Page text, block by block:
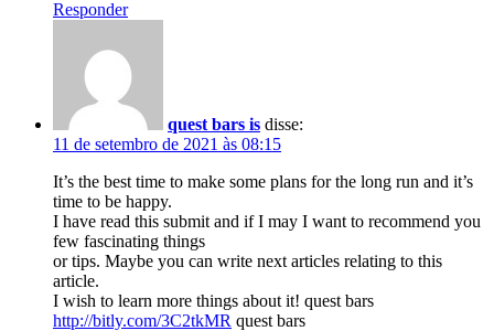
Responder
quest bars is disse:
11 de setembro de 2021 às 08:15
It’s the best time to make some plans for the long run and it’s
time to be happy.
I have read this submit and if I may I want to recommend you
few fascinating things
or tips. Maybe you can write next articles relating to this
article.
I wish to learn more things about it! quest bars
http://bitly.com/3C2tkMR quest bars